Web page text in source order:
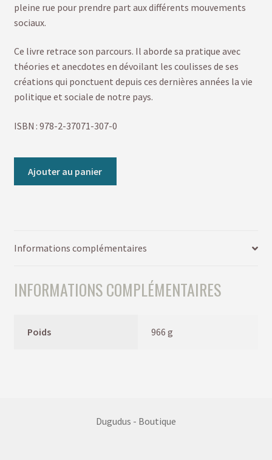
pleine rue pour prendre part aux différents mouvements
sociaux.
Ce livre retrace son parcours. Il aborde sa pratique avec
théories et anecdotes en dévoilant les coulisses de ses
créations qui ponctuent depuis ces dernières années la vie
politique et sociale de notre pays.
ISBN : 978-2-37071-307-0
Ajouter au panier
Informations complémentaires
INFORMATIONS COMPLÉMENTAIRES
Poids 966 g
Dugudus - Boutique